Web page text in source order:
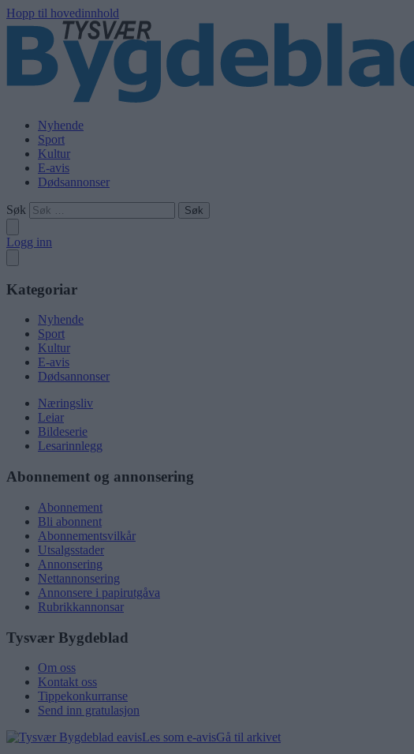
Hopp til hovedinnhold
Nyhende
Sport
Kultur
E-avis
Dødsannonser
Søk
Logg inn
Kategoriar
Nyhende
Sport
Kultur
E-avis
Dødsannonser
Næringsliv
Leiar
Bildeserie
Lesarinnlegg
Abonnement og annonsering
Abonnement
Bli abonnent
Abonnementsvilkår
Utsalgsstader
Annonsering
Nettannonsering
Annonsere i papirutgåva
Rubrikkannonsar
Tysvær Bygdeblad
Om oss
Kontakt oss
Tippekonkurranse
Send inn gratulasjon
Les som e-avisGå til arkivet